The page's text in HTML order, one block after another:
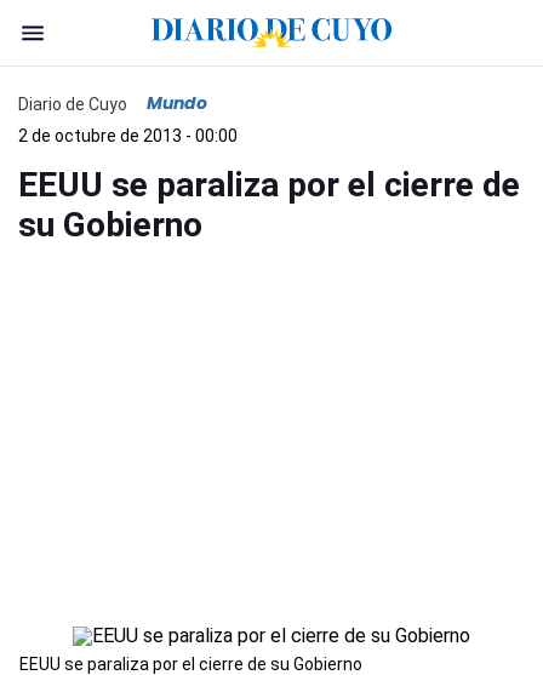
Diario de Cuyo Mundo
2 de octubre de 2013 - 00:00
EEUU se paraliza por el cierre de
su Gobierno
EEUU se paraliza por el cierre de su Gobierno